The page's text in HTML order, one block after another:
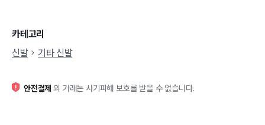
카테고리
신발
기타 신발
안전결제 외 거래는 사기피해 보호를 받을 수 없습니다.